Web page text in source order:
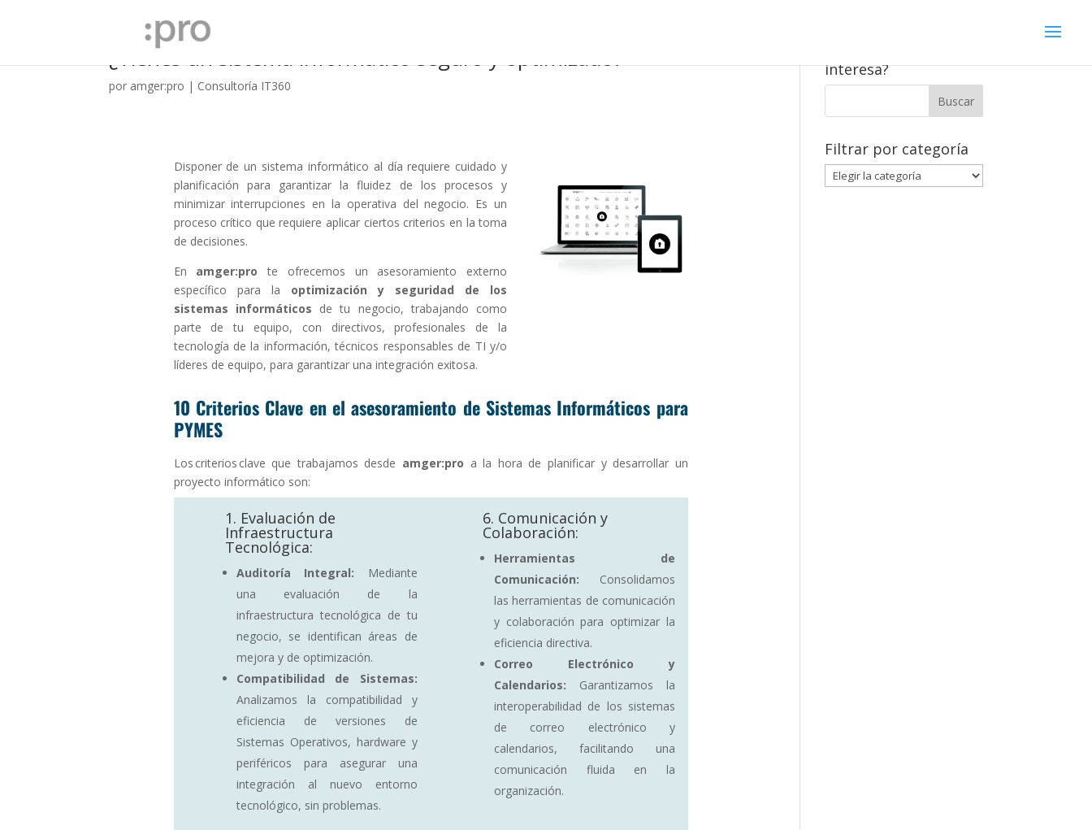
¿Tienes un sistema informático seguro y optimizado?
por amger:pro | Consultoría IT360
Disponer de un sistema informático al día requiere cuidado y
planificación para garantizar la fluidez de los procesos y
minimizar interrupciones en la operativa del negocio. Es un
proceso crítico que requiere aplicar ciertos criterios en la toma
de decisiones.
En amger:pro te ofrecemos un asesoramiento externo
específico para la optimización y seguridad de los
sistemas informáticos de tu negocio, trabajando como
parte de tu equipo, con directivos, profesionales de la
tecnología de la información, técnicos responsables de TI y/o
líderes de equipo, para garantizar una integración exitosa.
10 Criterios Clave en el asesoramiento de Sistemas Informáticos para
PYMES
Los criterios clave que trabajamos desde amger:pro a la hora de planificar y desarrollar un
proyecto informático son:
1. Evaluación de
Infraestructura
Tecnológica:
Auditoría Integral: Mediante
una evaluación de la
infraestructura tecnológica de tu
negocio, se identifican áreas de
mejora y de optimización.
Compatibilidad de Sistemas:
Analizamos la compatibilidad y
eficiencia de versiones de
Sistemas Operativos, hardware y
periféricos para asegurar una
integración al nuevo entorno
tecnológico, sin problemas.
6. Comunicación y
Colaboración:
Herramientas de
Comunicación: Consolidamos
las herramientas de comunicación
y colaboración para optimizar la
eficiencia directiva.
Correo Electrónico y
Calendarios: Garantizamos la
interoperabilidad de los sistemas
de correo electrónico y
calendarios, facilitando una
comunicación fluida en la
organización.
interesa?
Filtrar por categoría
Filtrar
por